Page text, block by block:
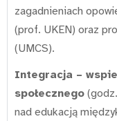
zagadnieniach
(prof. UKEN) oraz
(UMCS).
Integracja –
społecznego
nad edukacją